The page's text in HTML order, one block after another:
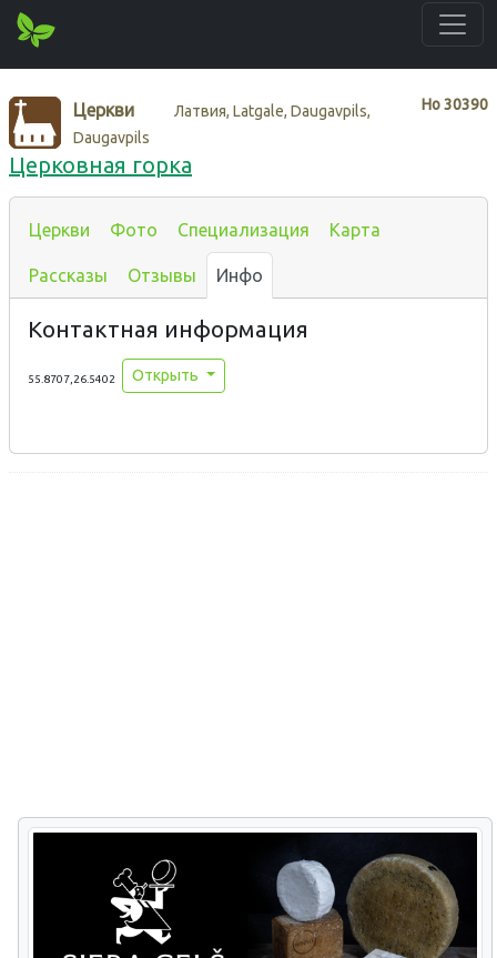
Нo30390
Церкви
Латвия, Latgale, Daugavpils,
Daugavpils
Церковная горка
Церкви Фото Специализация Карта
Рассказы Отзывы Инфо
Контактная информация
55.8707,26.5402 Открыть